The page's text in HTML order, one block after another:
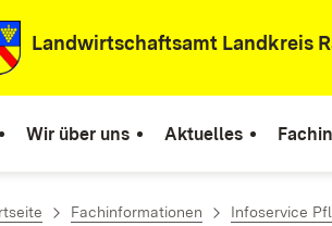
springen
Landwirtschaftsamt Landkreis
Wir über uns Aktuelles
Fachinformationen Infoservice